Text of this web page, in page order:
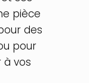
pièce
des
pour
vos